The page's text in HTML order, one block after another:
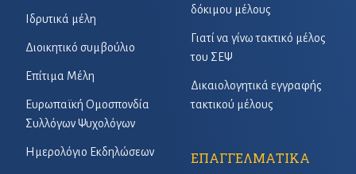
Ιδρυτικά μέλη
Διοικητικό συμβούλιο
Επίτιμα Μέλη
Ευρωπαϊκή Ομοσπονδία
Συλλόγων Ψυχολόγων
Ημερολόγιο Εκδηλώσεων
δόκιμου μέλους
Γιατί να γίνω τακτικό μέλος
του ΣΕΨ
Δικαιολογητικά εγγραφής
τακτικού μέλους
ΕΠΑΓΓΕΛΜΑΤΙΚΑ